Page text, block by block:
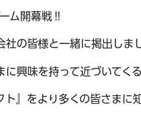
ム開幕戦‼
の皆様と一緒に掲出しま
興味を持って近づいてく
ト』をより多くの皆さまに